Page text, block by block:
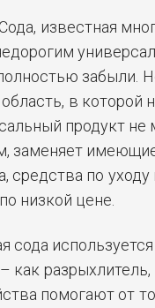
известная
забыли.
в которой
продукт
заменяет
по уходу
низкой цене.
как
помогают от